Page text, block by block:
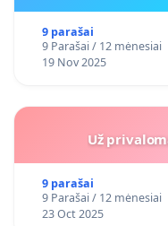
9 parašai
9 Parašai / 12 mėnesiai
19 Nov 2025
Už
9 parašai
9 Parašai / 12 mėnesiai
23 Oct 2025